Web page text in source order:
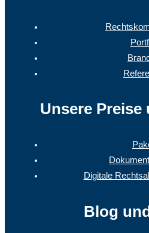
Unsere Preise
Digitale
Blog